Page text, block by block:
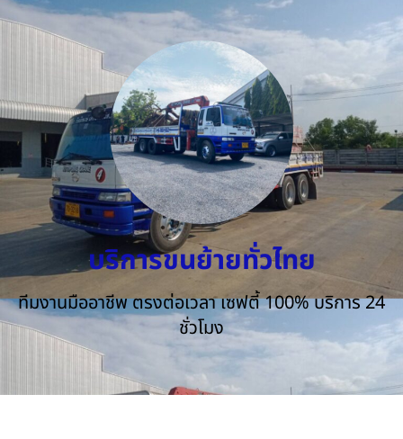
บริการขนย้ายทั่วไทย
ทีมงานมืออาชีพ ตรงต่อเวลา เซฟตี้ 100% บริการ 24
ชั่วโมง